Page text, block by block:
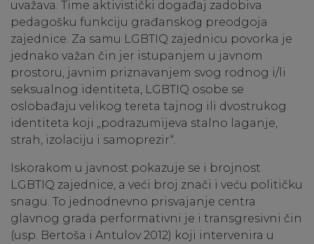
uvažava. Time aktivistički događaj zadobiva
pedagošku funkciju građanskog preodgoja
zajednice. Za samu LGBTIQ zajednicu povorka je
jednako važan čin jer istupanjem u javnom
prostoru, javnim priznavanjem svog rodnog i/li
seksualnog identiteta, LGBTIQ osobe se
oslobađaju velikog tereta tajnog ili dvostrukog
identiteta koji „podrazumijeva stalno laganje,
strah, izolaciju i samoprezir“.
Iskorakom u javnost pokazuje se i brojnost
LGBTIQ zajednice, a veći broj znači i veću političku
snagu. To jednodnevno prisvajanje centra
glavnog grada performativni je i transgresivni čin
(usp. Bertoša i Antulov 2012) koji intervenira u